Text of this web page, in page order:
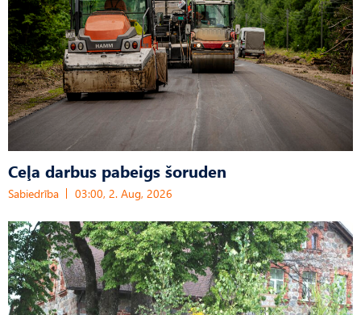
Ceļa darbus pabeigs šoruden
Sabiedrība 03:00, 2. Aug, 2026